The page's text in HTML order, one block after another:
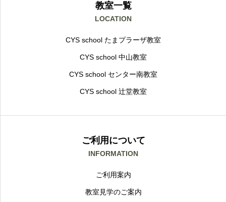
教室一覧
LOCATION
CYS school たまプラーザ教室
CYS school 中山教室
CYS school センター南教室
CYS school 辻堂教室
ご利用について
INFORMATION
ご利用案内
教室見学のご案内